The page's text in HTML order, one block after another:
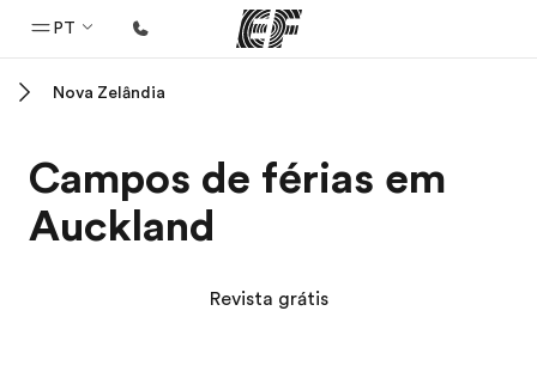
PT
Programas
Saiba tudo que oferecemos
Nova Zelândia
Campos de férias em
Auckland
Revista grátis